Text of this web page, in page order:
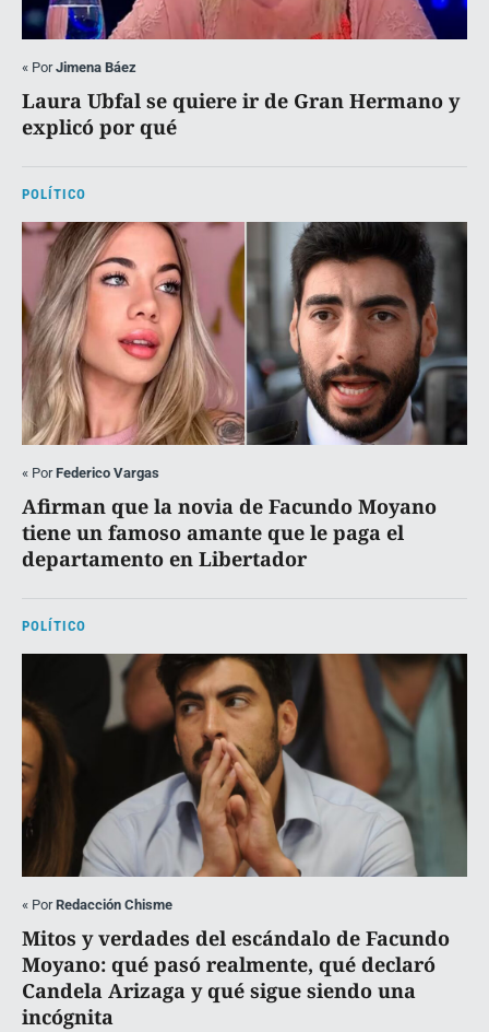
« PorJimena Báez
Laura Ubfal se quiere ir de Gran Hermano y
explicó por qué
POLÍTICO
« PorFederico Vargas
Afirman que la novia de Facundo Moyano
tiene un famoso amante que le paga el
departamento en Libertador
POLÍTICO
« PorRedacción Chisme
Mitos y verdades del escándalo de Facundo
Moyano: qué pasó realmente, qué declaró
Candela Arizaga y qué sigue siendo una
incógnita